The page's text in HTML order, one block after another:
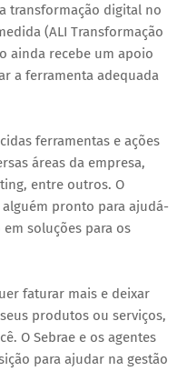
transformação digital no
(ALI Transformação
ainda recebe um apoio
a ferramenta adequada
ferramentas e ações
áreas da empresa,
entre outros. O
pronto para ajudá-
soluções para os
faturar mais e deixar
produtos ou serviços,
O Sebrae e os agentes
para ajudar na gestão